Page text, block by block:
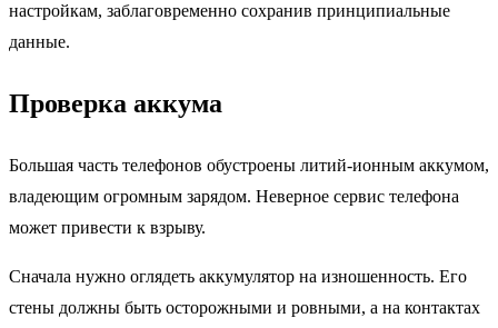
настройкам, заблаговременно сохранив принципиальные
данные.
Проверка аккума
Большая часть телефонов обустроены литий-ионным аккумом,
владеющим огромным зарядом. Неверное сервис телефона
может привести к взрыву.
Сначала нужно оглядеть аккумулятор на изношенность. Его
стены должны быть осторожными и ровными, а на контактах